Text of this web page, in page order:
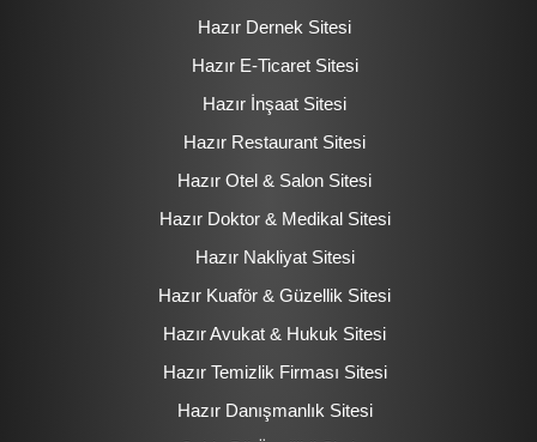
Hazır Dernek Sitesi
Hazır E-Ticaret Sitesi
Hazır İnşaat Sitesi
Hazır Restaurant Sitesi
Hazır Otel & Salon Sitesi
Hazır Doktor & Medikal Sitesi
Hazır Nakliyat Sitesi
Hazır Kuaför & Güzellik Sitesi
Hazır Avukat & Hukuk Sitesi
Hazır Temizlik Firması Sitesi
Hazır Danışmanlık Sitesi